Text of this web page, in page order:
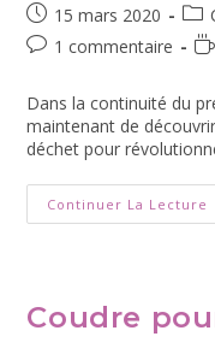
15 mars 2020
1 commentaire
Dans la continuité du
maintenant de
déchet pour
Continuer La Lecture
Coudre